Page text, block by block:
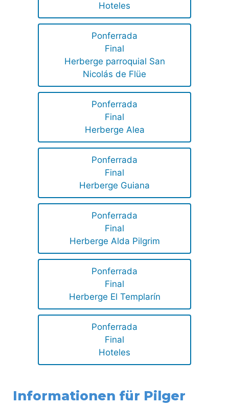
Hoteles
Ponferrada
Final
Herberge parroquial San
Nicolás de Flüe
Ponferrada
Final
Herberge Alea
Ponferrada
Final
Herberge Guiana
Ponferrada
Final
Herberge Alda Pilgrim
Ponferrada
Final
Herberge El Templarín
Ponferrada
Final
Hoteles
Informationen für Pilger